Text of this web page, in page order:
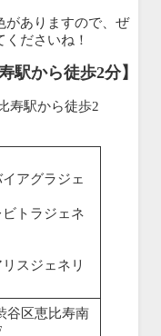
がありますので、ぜ
ださいね！
駅から徒歩2分】
アグラジェ
トラジェネ
スジェネリ
谷区恵比寿南